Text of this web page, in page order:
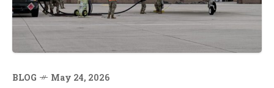
BLOG May 24, 2026